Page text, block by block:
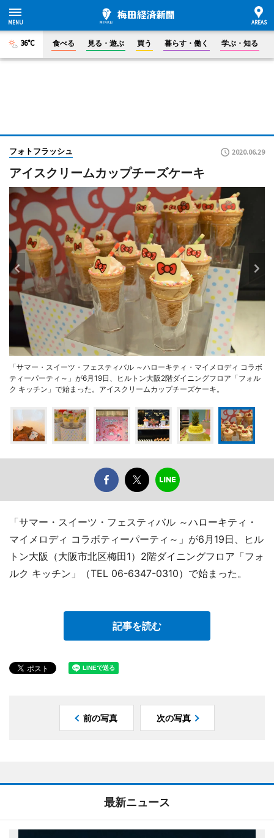
36°C 食べる 見る・遊ぶ 買う 暮らす・働く 学ぶ・知る
フォトフラッシュ 2020.06.29
アイスクリームカップチーズケーキ
「サマー・スイーツ・フェスティバル ～ハローキティ・マイメロディ コラボ
ティーパーティ～」が6月19日、ヒルトン大阪2階ダイニングフロア「フォル
ク キッチン」で始まった。アイスクリームカップチーズケーキ。
「サマー・スイーツ・フェスティバル ～ハローキティ・
マイメロディ コラボティーパーティ～」が6月19日、ヒル
トン大阪（大阪市北区梅田1）2階ダイニングフロア「フォ
ルク キッチン」（TEL 06-6347-0310）で始まった。
記事を読む
前の写真 次の写真
最新ニュース